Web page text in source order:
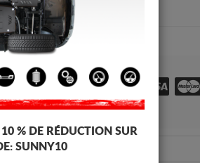
d'article: 30.056
193 €
186€
TTC
% DE RÉDUCTION SUR
SUNNY10